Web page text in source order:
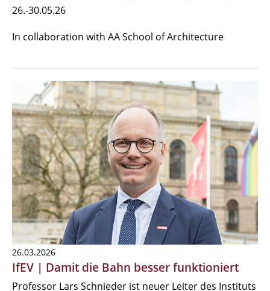
26.-30.05.26
In collaboration with AA School of Architecture
26.03.2026
IfEV | Damit die Bahn besser funktioniert
Professor Lars Schnieder ist neuer Leiter des Instituts